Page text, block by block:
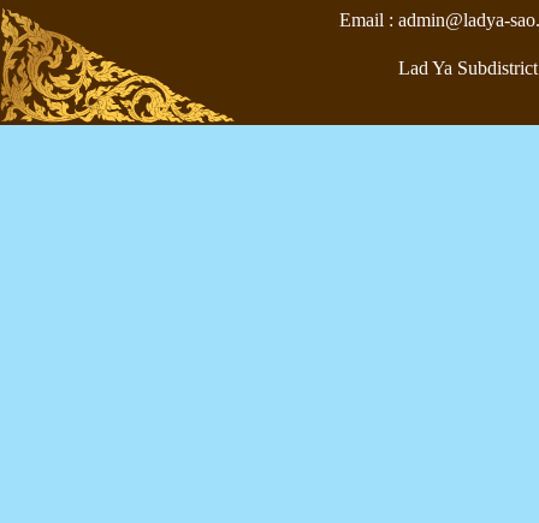
Email : admin@ladya-
Lad Ya